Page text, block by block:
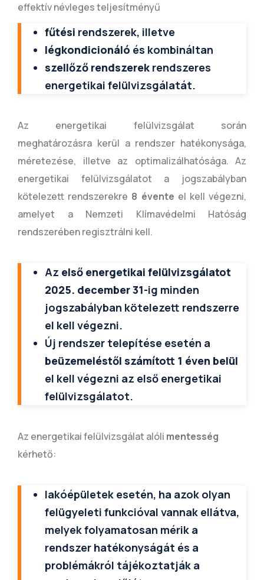
effektív névleges teljesítményű
fűtési rendszerek, illetve
légkondicionáló és kombináltan
szellőző rendszerek rendszeres
energetikai felülvizsgálatát.
Az energetikai felülvizsgálat során
meghatározásra kerül a rendszer hatékonysága,
méretezése, illetve az optimalizálhatósága. Az
energetikai felülvizsgálatot a jogszabályban
kötelezett rendszerekre 8 évente el kell végezni,
amelyet a Nemzeti Klímavédelmi Hatóság
rendszerében regisztrálni kell.
Az első energetikai felülvizsgálatot
2025. december 31-ig minden
jogszabályban kötelezett rendszerre
el kell végezni.
Új rendszer telepítése esetén a
beüzemeléstől számított 1 éven belül
el kell végezni az első energetikai
felülvizsgálatot.
Az energetikai felülvizsgálat alóli mentesség
kérhető:
lakóépületek esetén, ha azok olyan
felügyeleti funkcióval vannak ellátva,
melyek folyamatosan mérik a
rendszer hatékonyságát és a
problémákról tájékoztatják a